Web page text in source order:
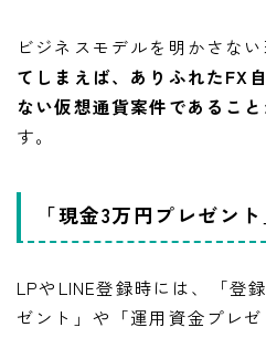
ビジネスモデルを明かさない
てしまえば、ありふれたFX
ない仮想通貨案件であるこ
す。
「現金3万円プレゼン
LPやLINE登録時には、「登
ゼント」や「運用資金プレ